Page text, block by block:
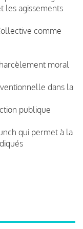
les agissements
comme
moral
dans la
publique
qui permet à la